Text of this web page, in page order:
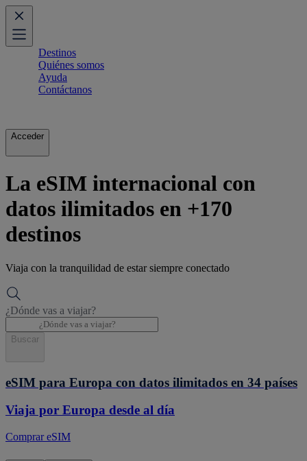
Destinos
Quiénes somos
Ayuda
Contáctanos
Acceder
La eSIM internacional con
datos ilimitados en +170
destinos
Viaja con la tranquilidad de estar siempre conectado
¿Dónde vas a viajar?
Buscar
eSIM para Europa con datos ilimitados en 34 países
Viaja por Europa desde al día
Comprar eSIM